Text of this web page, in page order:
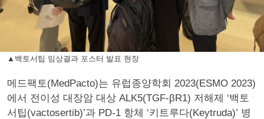
▲백토서팁 임상결과 포스터 발표 현장
메드팩토(MedPacto)는 유럽종양학회 2023(ESMO 2023)
에서 전이성 대장암 대상 ALK5(TGF-βR1) 저해제 ‘백토
서팁(vactosertib)’과 PD-1 항체 ‘키트루다(Keytruda)’ 병